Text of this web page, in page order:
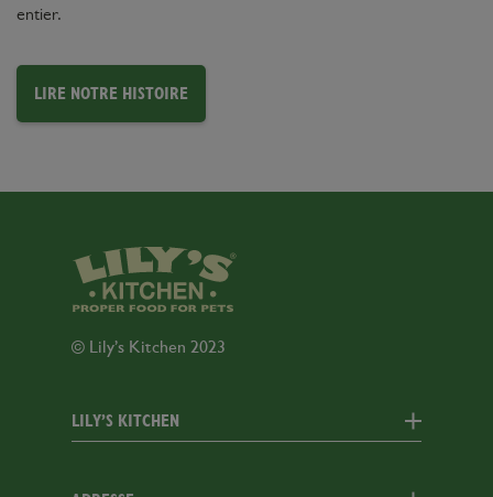
entier.
LIRE NOTRE HISTOIRE
© Lily’s Kitchen 2023
LILY’S KITCHEN